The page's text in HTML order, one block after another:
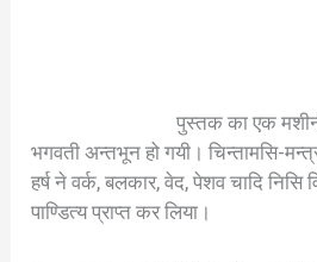
पुस्तक का एक
भगवती अन्तभून हो गयी। चिन्तामसि-
हर्ष ने वर्क, बलकार, वेद, पेशव चादि निसि
पाण्डित्य प्राप्त कर लिया।